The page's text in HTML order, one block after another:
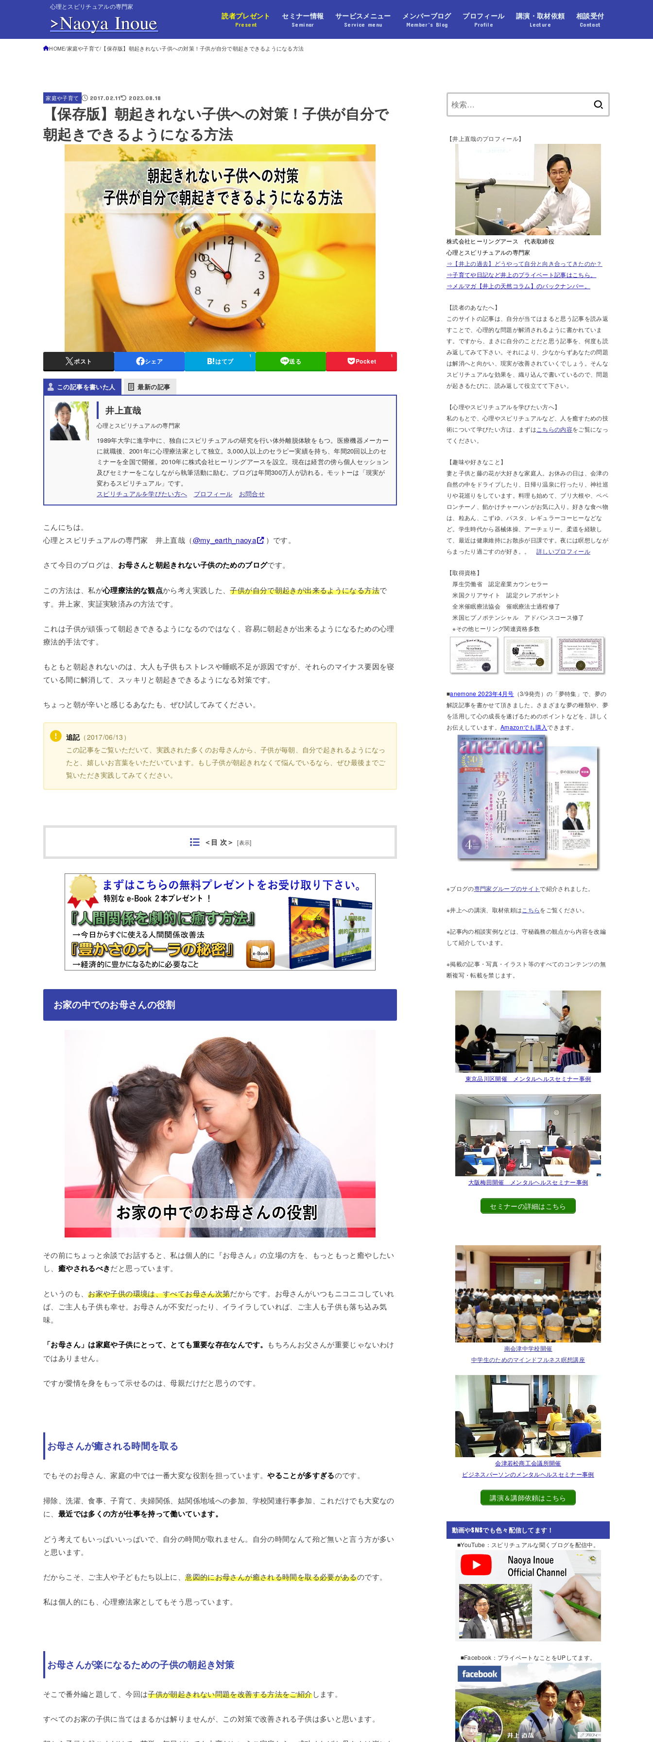
心理とスピリチュアルの専門家
読者プレゼント
Present
セミナー情報
Seminar
サービスメニュー
Service menu
メンバーブログ
Member’s Blog
プロフィール
Profile
講演・取材依頼
Lecture
相談受付
Contact
HOME 家庭や子育て 【保存版】朝起きれない子供への対策！子供が自分で朝起きできるようになる方法
家庭や子育て 2017.02.11 2023.08.18
【保存版】朝起きれない子供への対策！子供が自分で
朝起きできるようになる方法
ポスト シェア はてブ
1
送る Pocket
1
この記事を書いた人 最新の記事
井上直哉
心理とスピリチュアルの専門家
1989年大学に進学中に、独自にスピリチュアルの研究を行い体外離脱体験をもつ。医療機器メーカー
に就職後、2001年に心理療法家として独立。3,000人以上のセラピー実績を持ち、年間20回以上のセ
ミナーを全国で開催。2010年に株式会社ヒーリングアースを設立。現在は経営の傍ら個人セッション
及びセミナーをこなしながら執筆活動に励む。ブログは年間300万人が訪れる。モットーは「現実が
変わるスピリチュアル」です。
スピリチュアルを学びたい方へ
プロフィール お問合せ
こんにちは。
心理とスピリチュアルの専門家 井上直哉（@my_earth_naoya ）です。
さて今日のブログは、 お母さんと朝起きれない子供のためのブログです。
この方法は、私が心理療法的な観点から考え実践した、子供が自分で朝起きが出来るようになる方法で
す。井上家、実証実験済みの方法です。
これは子供が頑張って朝起きできるようになるのではなく、容易に朝起きが出来るようになるための心理
療法的手法です。
もともと朝起きれないのは、大人も子供もストレスや睡眠不足が原因ですが、それらのマイナス要因を寝
ている間に解消して、スッキリと朝起きできるようになる対策です。
ちょっと朝が辛いと感じるあなたも、ぜひ試してみてください。
追記（2017/06/13）
この記事をご覧いただいて、実践された多くのお母さんから、子供が毎朝、自分で起きれるようになっ
たと、嬉しいお言葉をいただいています。もし子供が朝起きれなくて悩んでいるなら、ぜひ最後までご
覧いただき実践してみてください。
＜目 次＞ [表示]
お家の中でのお母さんの役割
その前にちょっと余談でお話すると、私は個人的に『お母さん』の立場の方を、もっともっと癒やしたい
し、 癒やされるべきだと思っています。
というのも、お家や子供の環境は、すべてお母さん次第だからです。お母さんがいつもニコニコしていれ
ば、ご主人も子供も幸せ。お母さんが不安だったり、イライラしていれば、ご主人も子供も落ち込み気
味。
「お母さん」は家庭や子供にとって、とても重要な存在なんです。 もちろんお父さんが重要じゃないわけ
ではありません。
ですが愛情を身をもって示せるのは、母親だけだと思うのです。
お母さんが癒される時間を取る
でもそのお母さん、家庭の中では一番大変な役割を担っています。やることが多すぎるのです。
掃除、洗濯、食事、子育て、夫婦関係、姑関係地域への参加、学校関連行事参加、これだけでも大変なの
に、 最近では多くの方が仕事を持って働いています。
どう考えてもいっぱいいっぱいで、自分の時間が取れません。自分の時間なんて殆ど無いと言う方が多い
と思います。
だからこそ、ご主人や子どもたち以上に、意図的にお母さんが癒される時間を取る必要があるのです。
私は個人的にも、心理療法家としてもそう思っています。
お母さんが楽になるための子供の朝起き対策
そこで番外編と題して、今回は子供が朝起きれない問題を改善する方法をご紹介します。
すべてのお家の子供に当てはまるかは解りませんが、この対策で改善される子供は多いと思います。
【井上直哉のプロフィール】
株式会社ヒーリングアース 代表取締役
心理とスピリチュアルの専門家
⇒【井上の過去】どうやって自分と向き合ってきたのか？
⇒子育てや日記など井上のプライベート記事はこちら。
⇒メルマガ【井上の天然コラム】のバックナンバー。
【読者のあなたへ】
このサイトの記事は、自分が当てはまると思う記事を読み返
すことで、心理的な問題が解消されるように書かれていま
す。ですから、まさに自分のことだと思う記事を、何度も読
み返してみて下さい。それにより、少なからずあなたの問題
は解消へと向かい、現実が改善されていくでしょう。そんな
スピリチュアルな効果を、織り込んで書いているので、問題
が起きるたびに、読み返して役立てて下さい。
【心理やスピリチュアルを学びたい方へ】
私のもとで、心理やスピリチュアルなど、人を癒すための技
術について学びたい方は、まずは こちらの内容をご覧になっ
てください。
【趣味や好きなこと】
妻と子供と藤の花が大好きな家庭人。お休みの日は、会津の
自然の中をドライブしたり、日帰り温泉に行ったり、神社巡
りや花巡りをしています。料理も始めて、ブリ大根や、ペペ
ロンチーノ、餡かけチャーハンがお気に入り。好きな食べ物
は、粒あん、こずゆ、パスタ、レギュラーコーヒーなどな
ど。学生時代から器械体操、アーチェリー、柔道を経験し
て、最近は健康維持にお散歩が日課です。夜には瞑想しなが
らまったり過ごすのが好き。。 詳しいプロフィール
【取得資格】
厚生労働省 認定産業カウンセラー
米国クリアサイト 認定クレアボヤント
全米催眠療法協会 催眠療法士過程修了
米国ヒプノポテンシャル アドバンスコース修了
※その他ヒーリング関連資格多数
■anemone 2023年4月号 （3/9発売）の「夢特集」で、夢の
解説記事を書かせて頂きました。さまざまな夢の種類や、夢
を活用して心の成長を遂げるためのポイントなどを、詳しく
お伝えしています。 Amazonでも購入できます。
※ブログの専門家グループのサイトで紹介されました。
※井上への講演、取材依頼は こちらをご覧ください。
※記事内の相談実例などは、守秘義務の観点から内容を改編
して紹介しています。
※掲載の記事・写真・イラスト等のすべてのコンテンツの無
断複写・転載を禁じます。
東京品川区開催 メンタルヘルスセミナー事例
大阪梅田開催 メンタルヘルスセミナー事例
セミナーの詳細はこちら
南会津中学校開催
中学生のためのマインドフルネス瞑想講座
会津若松商工会議所開催
ビジネスパーソンのメンタルヘルスセミナー事例
講演＆講師依頼はこちら
動画やSNSでも色々配信してます！
■YouTube：スピリチュアルな聞くブログを配信中。
■Facebook：プライベートなことをUPしてます。